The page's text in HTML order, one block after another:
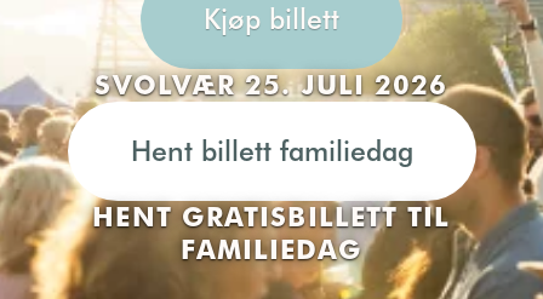
Kjøp billett
SVOLVÆR 25. JULI 2026
Hent billett familiedag
HENT GRATISBILLETT TIL
FAMILIEDAG